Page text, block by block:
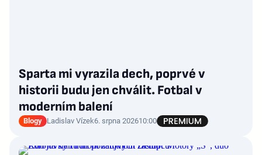
Sparta mi vyrazila dech, poprvé v
historii budu jen chválit. Fotbal v
moderním balení
Blogy Ladislav Vízek6. srpna 202610:00